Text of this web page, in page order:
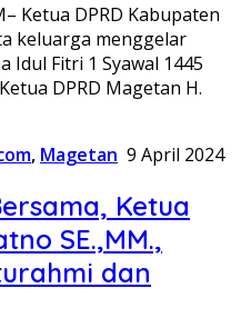
Ketua DPRD Kabupaten
keluarga menggelar
Idul Fitri 1 Syawal 1445
DPRD Magetan H.
, Magetan 9 April 2024
Ketua
SE.,MM.,
dan